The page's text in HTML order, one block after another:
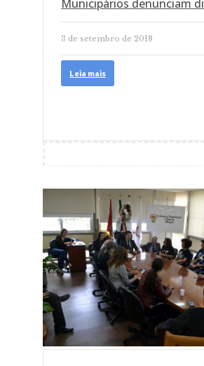
Municipários denunciam
3 de setembro de 2018
Leia mais